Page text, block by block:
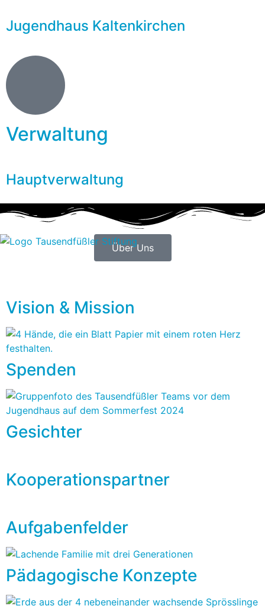
Jugendhaus Kaltenkirchen
Verwaltung
Hauptverwaltung
Über Uns
Vision & Mission
Spenden
Gesichter
Kooperationspartner
Aufgabenfelder
Pädagogische Konzepte